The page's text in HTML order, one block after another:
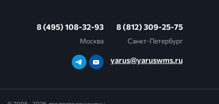
8 (495) 108-32-93
Москва
8 (812) 309-25-75
Санкт-Петербург
yarus@yaruswms.ru